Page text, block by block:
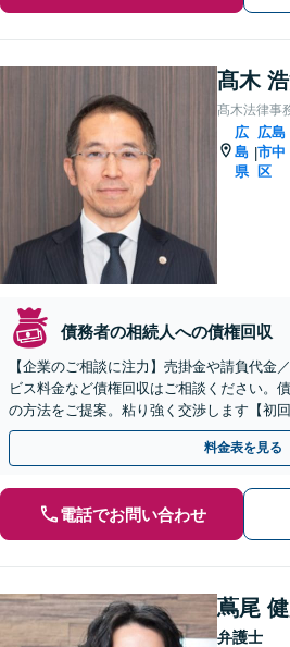
髙木
髙木法律事
広
島
県
|
広島
市中
区
債務者の相続人への債権回収
【企業のご相談に注力】売掛金や請負代金
ビス料金など債権回収はご相談ください。
の方法をご提案。粘り強く交渉します【初
契約にも注力／定期的な債権回収に対応【
料金表を見る
電話でお問い合わせ
蔦尾
弁護士